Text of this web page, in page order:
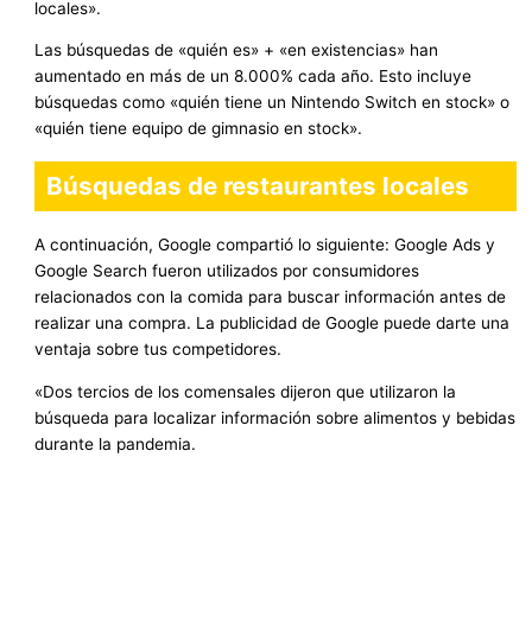
locales».
Las búsquedas de «quién es» + «en existencias» han
aumentado en más de un 8.000% cada año. Esto incluye
búsquedas como «quién tiene un Nintendo Switch en stock» o
«quién tiene equipo de gimnasio en stock».
Búsquedas de restaurantes locales
A continuación, Google compartió lo siguiente: Google Ads y
Google Search fueron utilizados por consumidores
relacionados con la comida para buscar información antes de
realizar una compra. La publicidad de Google puede darte una
ventaja sobre tus competidores.
«Dos tercios de los comensales dijeron que utilizaron la
búsqueda para localizar información sobre alimentos y bebidas
durante la pandemia.